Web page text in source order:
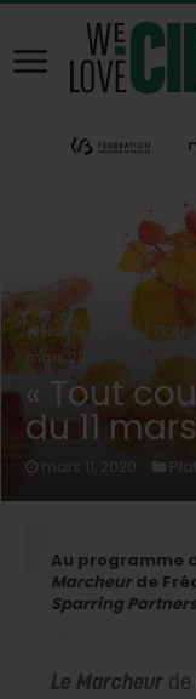
Home News/
mars 2020
« Tout
du 11
mars 11, 2020
Au programme
Marcheurde
Sparring
Le Marcheur